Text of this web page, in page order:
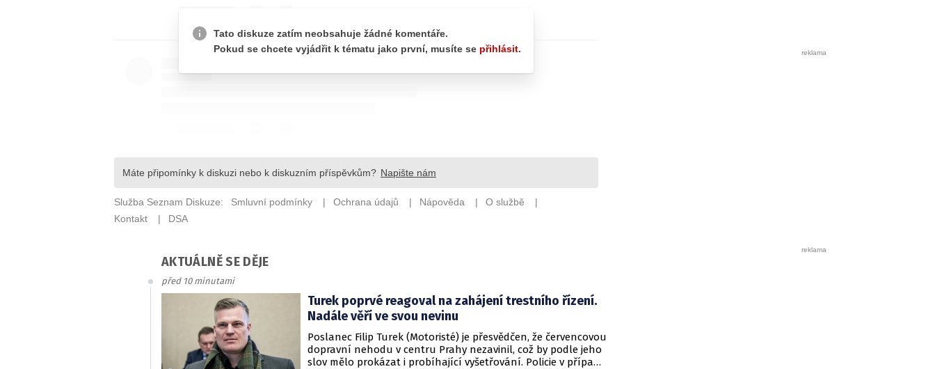
AKTUÁLNĚ SE DĚJE
před 10 minutami
Turek poprvé reagoval na zahájení trestního řízení.
Nadále věří ve svou nevinu
Poslanec Filip Turek (Motoristé) je přesvědčen, že červencovou
dopravní nehodu v centru Prahy nezavinil, což by podle jeho
slov mělo prokázat i probíhající vyšetřování. Policie v případu